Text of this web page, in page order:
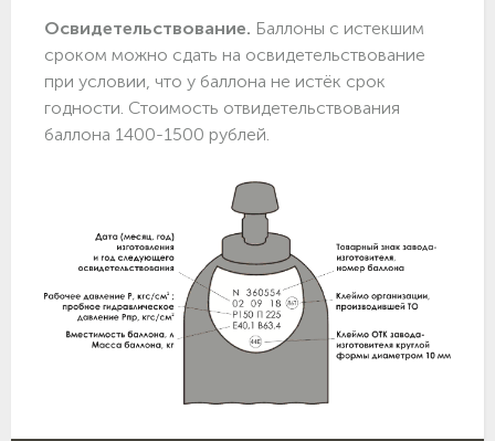
Освидетельствование. Баллоны с истекшим
сроком можно сдать на освидетельствование
при условии, что у баллона не истёк срок
годности. Стоимость отвидетельствования
баллона 1400-1500 рублей.